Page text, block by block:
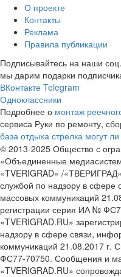
О проекте
Контакты
Реклама
Правила публикации
Подписывайтесь на наши
мы дарим подарки
ВКонтакте Telegram
Одноклассники
Подробнее о монтаж
сервиса Руки по ремонту,
база отдыха стрелка могут
© 2013-2025 Общество с
«Объединенные
«TVERIGRAD» /
службой по надзору в сфере
массовых коммуникаций
регистрации серия ИА №
«TVERIGRAD.RU»
надзору в сфере связи,
коммуникаций 21.08.2017 г.
ФС77-70750. Сообщения и
«TVERIGRAD.RU»